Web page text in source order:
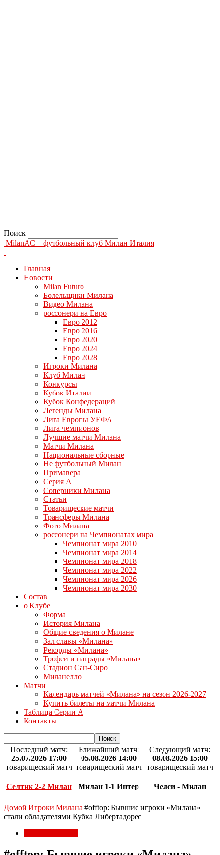
Поиск
MilanAC – футбольный клуб Милан Италия
Главная
Новости
Milan Futuro
Болельщики Милана
Видео Милана
россонери на Евро
Евро 2012
Евро 2016
Евро 2020
Евро 2024
Евро 2028
Игроки Милана
Клуб Милан
Конкурсы
Кубок Италии
Кубок Конфедераций
Легенды Милана
Лига Европы УЕФА
Лига чемпионов
Лучшие матчи Милана
Матчи Милана
Национальные сборные
Не футбольный Милан
Примавера
Серия А
Соперники Милана
Статьи
Товарищеские матчи
Трансферы Милана
Фото Милана
россонери на Чемпионатах мира
Чемпионат мира 2010
Чемпионат мира 2014
Чемпионат мира 2018
Чемпионат мира 2022
Чемпионат мира 2026
Чемпионат мира 2030
Состав
о Клубе
Форма
История Милана
Общие сведения о Милане
Зал славы «Милана»
Рекорды «Милана»
Трофеи и награды «Милана»
Стадион Сан-Сиро
Миланелло
Матчи
Календарь матчей «Милана» на сезон 2026-2027
Купить билеты на матчи Милана
Таблица Серии А
Контакты
Последний матч:
25.07.2026 17:00
товарищеский матч
Селтик 2-2 Милан
Ближайший матч:
05.08.2026 14:00
товарищеский матч
Милан 1-1 Интер
Следующий матч:
08.08.2026 15:00
товарищеский матч
Челси - Милан
Домой Игроки Милана #offtop: Бывшие игроки «Милана»
стали обладателями Кубка Либертадорес